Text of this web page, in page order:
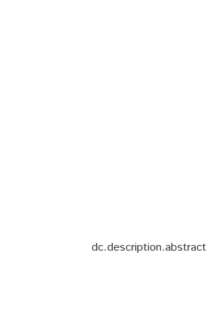
dc.description.abstract